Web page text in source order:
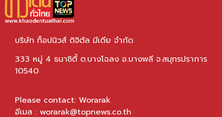
บริษัท ท็อปนิวส์ ดิจิตัล มีเดีย จำกัด
333 หมู่ 4 ธนาซิตี้ ต.บางโฉลง อ.บางพลี จ.สมุทรปราการ
10540
Please contact: Worarak
อีเมล : worarak@topnews.co.th